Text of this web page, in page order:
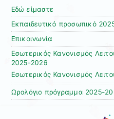
Εδώ είμαστε
Εκπαιδευτικό προσωπικό
Επικοινωνία
Εσωτερικός Κανονισμός
2025-2026
Εσωτερικός Κανονισμός
Ωρολόγιο πρόγραμμα 2025-